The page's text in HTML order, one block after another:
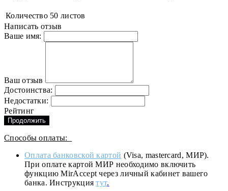
Количество 50 листов
Написать отзыв
Ваше имя:
Ваш отзыв
Достоинства:
Недостатки:
Рейтинг
Продолжить
Способы оплаты:
Оплата банковской картой (Visa, mastercard, МИР).
При оплате картой МИР необходимо включить
функцию MirAccept через личный кабинет вашего
банка. Инструкциятут.